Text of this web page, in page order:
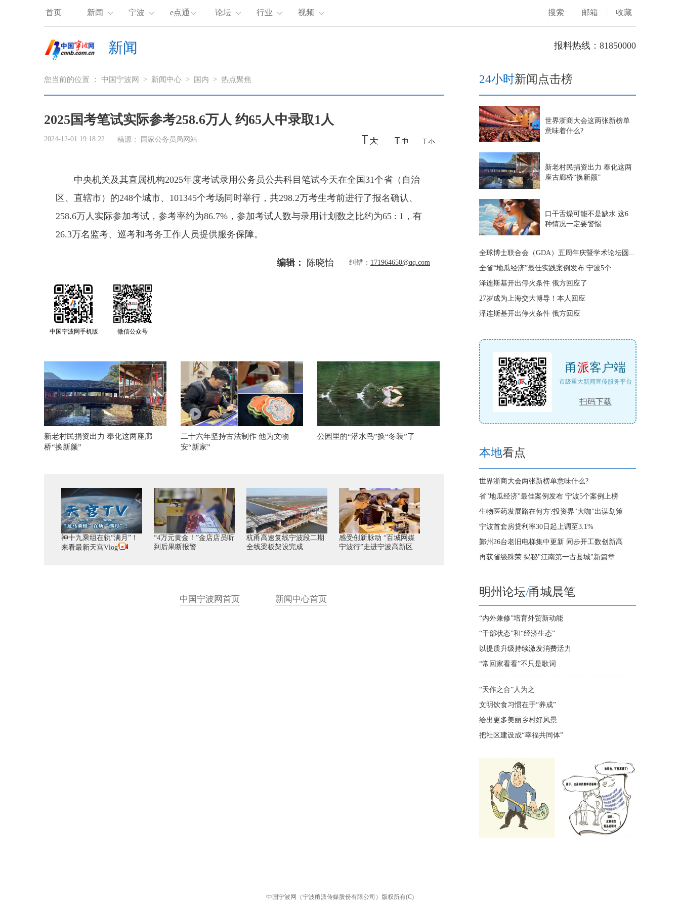
首页 新闻 宁波 e点通 论坛 行业 视频 搜索 | 邮箱 | 收藏
新闻 报料热线：81850000
您当前的位置 ： 中国宁波网 > 新闻中心 > 国内 > 热点聚焦
2025国考笔试实际参考258.6万人 约65人中录取1人
2024-12-01 19:18:22 稿源： 国家公务员局网站
中央机关及其直属机构2025年度考试录用公务员公共科目笔试今天在全国31个省（自治
区、直辖市）的248个城市、101345个考场同时举行，共298.2万考生考前进行了报名确认、
258.6万人实际参加考试，参考率约为86.7%，参加考试人数与录用计划数之比约为65 : 1，有
26.3万名监考、巡考和考务工作人员提供服务保障。
编辑： 陈晓怡 纠错： 171964650@qq.com
中国宁波网手机版 微信公众号
新老村民捐资出力 奉化这两座廊
桥“换新颜”
二十六年坚持古法制作 他为文物
安“新家”
公园里的“潜水鸟”换“冬装”了
神十九乘组在轨“满月”！
来看最新天宫Vlog
“4万元黄金！”金店店员听
到后果断报警
杭甬高速复线宁波段二期
全线梁板架设完成
感受创新脉动 “百城网媒
宁波行”走进宁波高新区
中国宁波网首页 新闻中心首页
24小时新闻点击榜
世界浙商大会这两张新榜单
意味着什么?
新老村民捐资出力 奉化这两
座古廊桥“换新颜”
口干舌燥可能不是缺水 这6
种情况一定要警惕
全球博士联合会（GDA）五周年庆暨学术论坛圆...
全省“地瓜经济”最佳实践案例发布 宁波5个...
泽连斯基开出停火条件 俄方回应了
27岁成为上海交大博导！本人回应
泽连斯基开出停火条件 俄方回应
甬派客户端
市级重大新闻宣传服务平台
扫码下载
本地看点
世界浙商大会两张新榜单意味什么?
省"地瓜经济"最佳案例发布 宁波5个案例上榜
生物医药发展路在何方?投资界"大咖"出谋划策
宁波首套房贷利率30日起上调至3.1%
鄞州26台老旧电梯集中更新 同步开工数创新高
再获省级殊荣 揭秘"江南第一古县城"新篇章
明州论坛/甬城晨笔
“内外兼修”培育外贸新动能
“干部状态”和“经济生态”
以提质升级持续激发消费活力
“常回家看看”不只是歌词
“天作之合”人为之
文明饮食习惯在于“养成”
绘出更多美丽乡村好风景
把社区建设成“幸福共同体”
中国宁波网（宁波甬派传媒股份有限公司）版权所有(C)